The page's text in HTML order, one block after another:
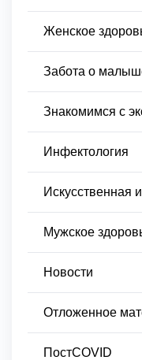
Женское
Забота о
Знакомимся с
Инфектология
Искусственная
Мужское
Новости
Отложенное
ПостCOVID